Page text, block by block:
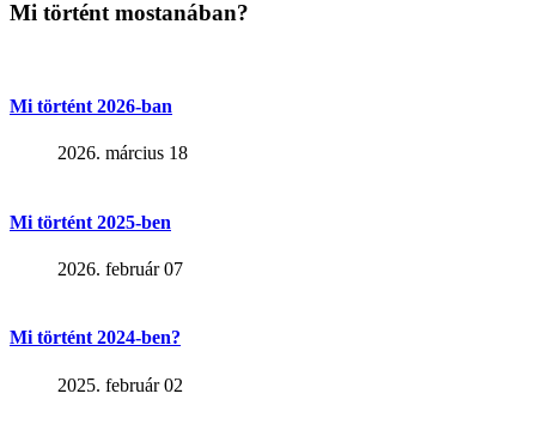
Mi történt mostanában?
Mi történt 2026-ban
2026. március 18
Mi történt 2025-ben
2026. február 07
Mi történt 2024-ben?
2025. február 02